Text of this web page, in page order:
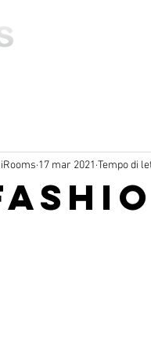
iRooms 17 mar 2021 Tempo di